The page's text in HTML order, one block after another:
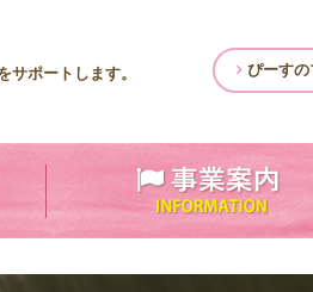
サポートします。 ぴーすの